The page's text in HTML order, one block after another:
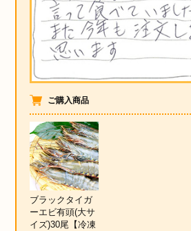
ご購入商品
ブラックタイガ
ーエビ有頭(大サ
イズ)30尾【冷凍